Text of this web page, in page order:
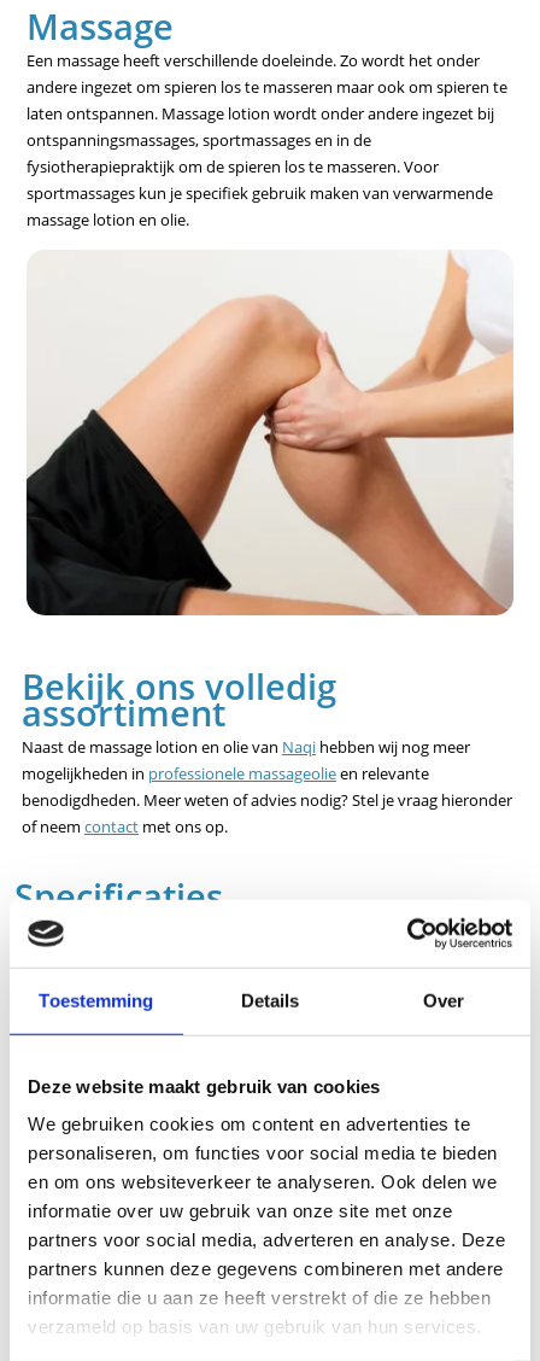
Toestemming Details Over
Deze website maakt gebruik van cookies
We gebruiken cookies om content en advertenties te
personaliseren, om functies voor social media te bieden
en om ons websiteverkeer te analyseren. Ook delen we
informatie over uw gebruik van onze site met onze
partners voor social media, adverteren en analyse. Deze
partners kunnen deze gegevens combineren met andere
informatie die u aan ze heeft verstrekt of die ze hebben
verzameld op basis van uw gebruik van hun services.
Massage
Een massage heeft verschillende doeleinde. Zo wordt het onder
andere ingezet om spieren los te masseren maar ook om spieren te
laten ontspannen. Massage lotion wordt onder andere ingezet bij
ontspanningsmassages, sportmassages en in de
fysiotherapiepraktijk om de spieren los te masseren. Voor
sportmassages kun je specifiek gebruik maken van verwarmende
massage lotion en olie.
Bekijk ons volledig
assortiment
Naast de massage lotion en olie van Naqi hebben wij nog meer
mogelijkheden in professionele massageolieen relevante
benodigdheden. Meer weten of advies nodig? Stel je vraag hieronder
of neem contact met ons op.
Specificaties
Artikelnummer
NAQI
Alle huidtypes
Inhoud
500 ml
Eigenschappen
Zacht warmtegevoel of Olie in water emulsie
Bevat
Kamfer of Lavendel
Doel
Herstellen, Ontspannen of Verwarmend